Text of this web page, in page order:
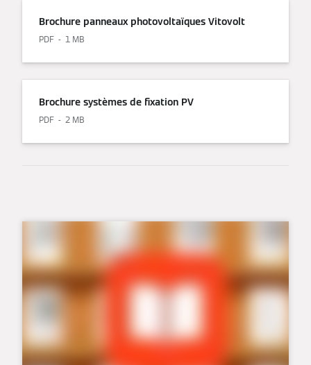
Brochure panneaux photovoltaïques Vitovolt
PDF 1 MB
Brochure systèmes de fixation PV
PDF 2 MB